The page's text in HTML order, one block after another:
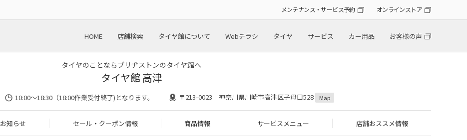
メンテナンス・サービス予約 オンラインストア
HOME 店舗検索 タイヤ館について Webチラシ タイヤ サービス カー用品 お客様の声
タイヤのことならブリヂストンのタイヤ館へ
タイヤ館 高津
10:00～18:30（18:00作業受付終了)となります。 〒213-0023 神奈川県川崎市高津区子母口528 Map
お知らせ セール・クーポン情報 商品情報 サービスメニュー 店舗おススメ情報